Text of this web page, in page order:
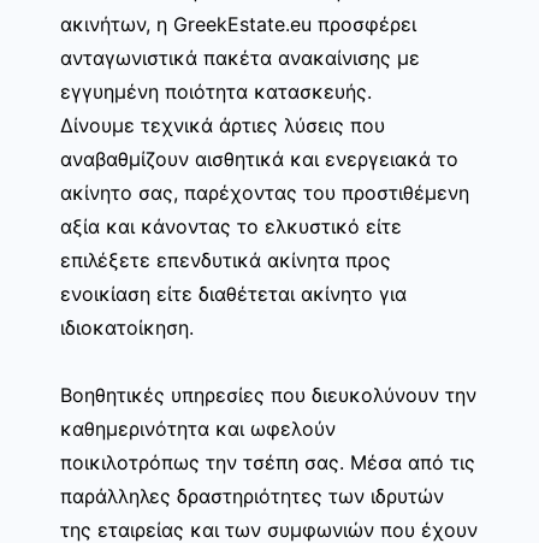
ακινήτων, η GreekEstate.eu προσφέρει
ανταγωνιστικά πακέτα ανακαίνισης με
εγγυημένη ποιότητα κατασκευής.
Δίνουμε τεχνικά άρτιες λύσεις που
αναβαθμίζουν αισθητικά και ενεργειακά το
ακίνητο σας, παρέχοντας του προστιθέμενη
αξία και κάνοντας το ελκυστικό είτε
επιλέξετε επενδυτικά ακίνητα προς
ενοικίαση είτε διαθέτεται ακίνητο για
ιδιοκατοίκηση.
Βοηθητικές υπηρεσίες που διευκολύνουν την
καθημερινότητα και ωφελούν
ποικιλοτρόπως την τσέπη σας. Μέσα από τις
παράλληλες δραστηριότητες των ιδρυτών
της εταιρείας και των συμφωνιών που έχουν